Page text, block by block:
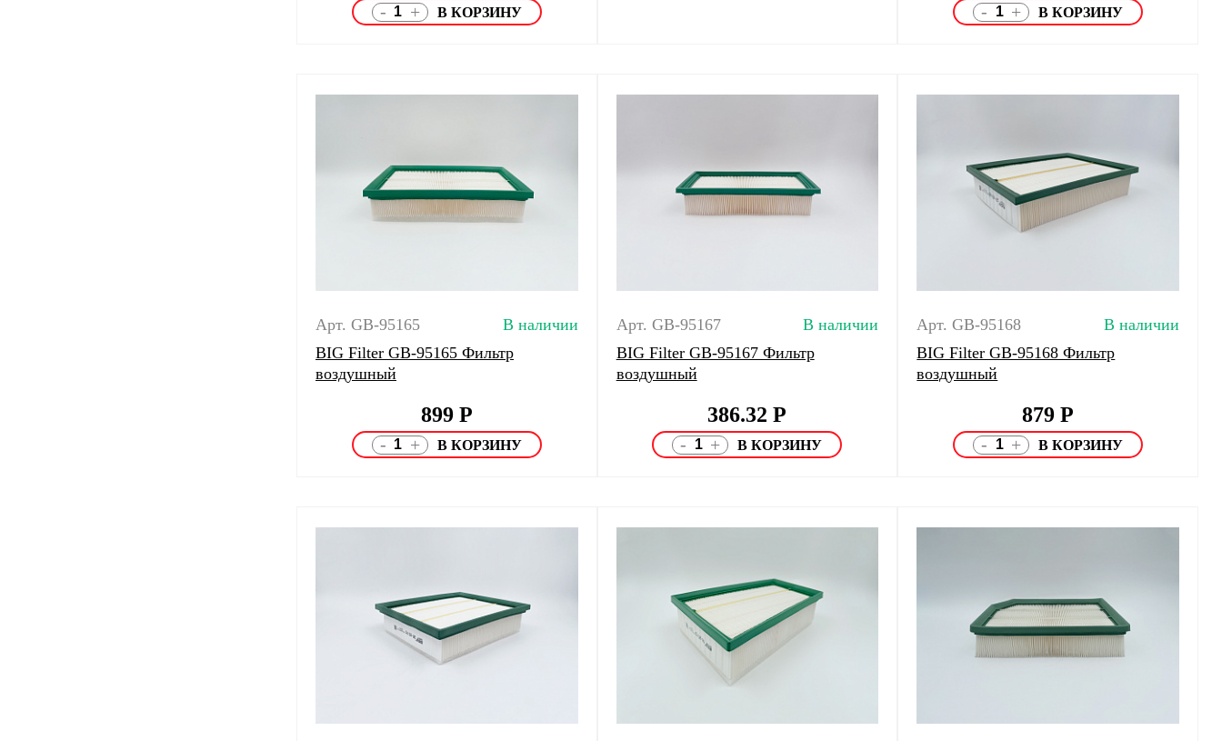
- + - +
Арт. GB-95165
В наличии
BIG Filter GB-95165 Фильтр
воздушный
899 Р
- +
Арт. GB-95167
В наличии
BIG Filter GB-95167 Фильтр
воздушный
386.32Р
- +
Арт. GB-95168
В наличии
BIG Filter GB-95168 Фильтр
воздушный
879Р
- +